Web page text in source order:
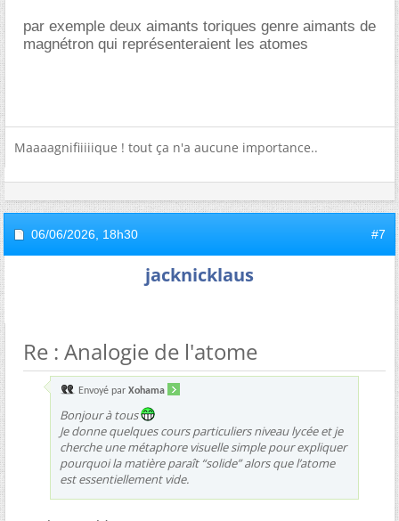
par exemple deux aimants toriques genre aimants de
magnétron qui représenteraient les atomes
Maaaagnifiiiiique ! tout ça n'a aucune importance..
06/06/2026, 18h30 #7
jacknicklaus
Re : Analogie de l'atome
Envoyé par Xohama
Bonjour à tous
Je donne quelques cours particuliers niveau lycée et je
cherche une métaphore visuelle simple pour expliquer
pourquoi la matière paraît “solide” alors que l’atome
est essentiellement vide.